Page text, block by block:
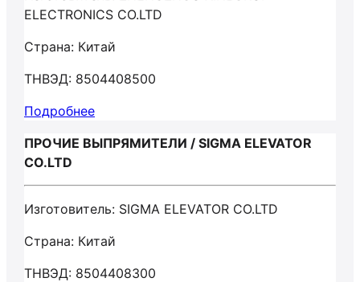
ELECTRONICS CO.LTD
Страна: Китай
ТНВЭД: 8504408500
Подробнее
ПРОЧИЕ ВЫПРЯМИТЕЛИ / SIGMA ELEVATOR
CO.LTD
Изготовитель: SIGMA ELEVATOR CO.LTD
Страна: Китай
ТНВЭД: 8504408300